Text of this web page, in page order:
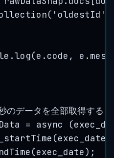
( ' oldestId '
.log(e . code , e .
データを全部取得する
= async (
_startTime (exec_date
(exec_date) ;